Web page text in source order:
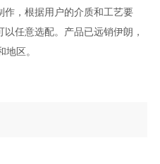
作，根据用户的介质和工艺要
任意选配。产品已远销伊朗，
区。